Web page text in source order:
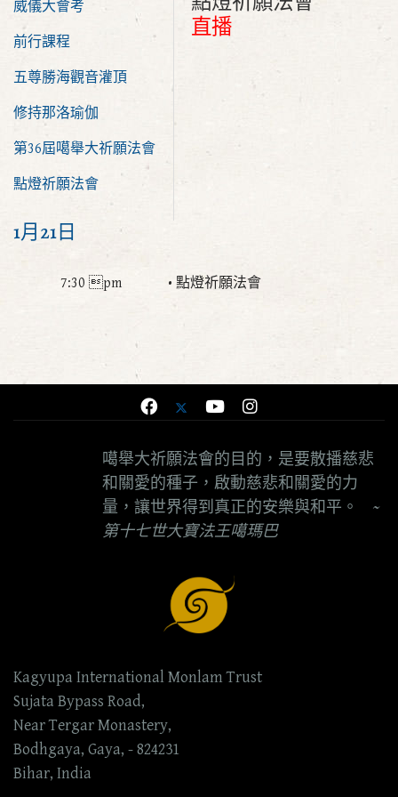
威儀大會考
前行課程
五尊勝海觀音灌頂
修持那洛瑜伽
第36屆噶舉大祈願法會
點燈祈願法會
直播
1月21日
7:30 pm • 點燈祈願法會
噶舉大祈願法會的目的，是要散播慈悲
和關愛的種子，啟動慈悲和關愛的力
量，讓世界得到真正的安樂與和平。
~
第十七世大寶法王噶瑪巴
Kagyupa International Monlam Trust
Sujata Bypass Road,
Near Tergar Monastery,
Bodhgaya, Gaya, - 824231
Bihar, India